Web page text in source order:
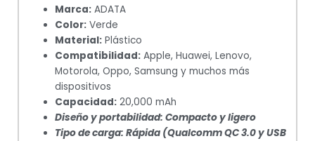
Marca: ADATA
Color: Verde
Material: Plástico
Compatibilidad: Apple, Huawei, Lenovo,
Motorola, Oppo, Samsung y muchos más
dispositivos
Capacidad: 20,000 mAh
Diseño y portabilidad: Compacto y ligero
Tipo de carga: Rápida (Qualcomm QC 3.0 y USB